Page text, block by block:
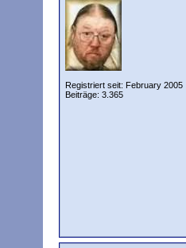
Registriert seit: February 2005
Beiträge: 3.365